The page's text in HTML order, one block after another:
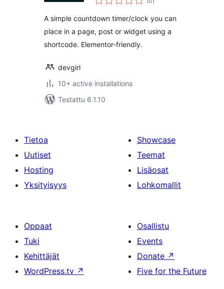
yhteensä
A simple countdown timer/clock you can
place in a page, post or widget using a
shortcode. Elementor-friendly.
devgirl
10+ active installations
Testattu 6.1.10
Tietoa
Uutiset
Hosting
Yksityisyys
Showcase
Teemat
Lisäosat
Lohkomallit
Oppaat
Tuki
Kehittäjät
WordPress.tv ↗
Osallistu
Events
Donate ↗
Five for the Future